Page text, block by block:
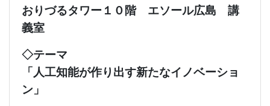
おりづるタワー１０階 エソール広島 講
義室
◇テーマ
「人工知能が作り出す新たなイノベーショ
ン」